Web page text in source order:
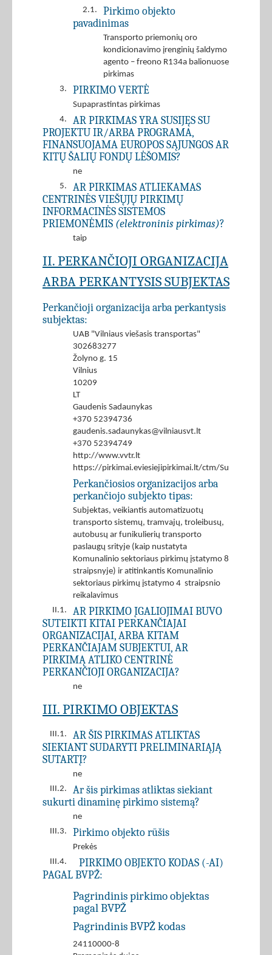
2.1.
Pirkimo objekto
pavadinimas
Transporto priemonių oro
kondicionavimo įrenginių šaldymo
agento – freono R134a balionuose
pirkimas
3.
PIRKIMO VERTĖ
Supaprastintas pirkimas
4.
AR PIRKIMAS YRA SUSIJĘS SU
PROJEKTU IR/ARBA PROGRAMA,
FINANSUOJAMA EUROPOS SĄJUNGOS AR
KITŲ ŠALIŲ FONDŲ LĖŠOMIS?
ne
5.
AR PIRKIMAS ATLIEKAMAS
CENTRINĖS VIEŠŲJŲ PIRKIMŲ
INFORMACINĖS SISTEMOS
PRIEMONĖMIS (elektroninis pirkimas)?
taip
II. PERKANČIOJI ORGANIZACIJA
ARBA PERKANTYSIS SUBJEKTAS
Perkančioji organizacija arba perkantysis
subjektas:
UAB "Vilniaus viešasis transportas"
302683277
Žolyno g. 15
Vilnius
10209
LT
Gaudenis Sadaunykas
+370 52394736
gaudenis.sadaunykas@vilniausvt.lt
+370 52394749
http://www.vvtr.lt
https://pirkimai.eviesiejipirkimai.lt/ctm/Supplier/
Perkančiosios organizacijos arba
perkančiojo subjekto tipas:
Subjektas, veikiantis automatizuotų
transporto sistemų, tramvajų, troleibusų,
autobusų ar funikulierių transporto
paslaugų srityje (kaip nustatyta
Komunalinio sektoriaus pirkimų įstatymo 8
straipsnyje) ir atitinkantis Komunalinio
sektoriaus pirkimų įstatymo 4 straipsnio
reikalavimus
II.1.
AR PIRKIMO ĮGALIOJIMAI BUVO
SUTEIKTI KITAI PERKANČIAJAI
ORGANIZACIJAI, ARBA KITAM
PERKANČIAJAM SUBJEKTUI, AR
PIRKIMĄ ATLIKO CENTRINĖ
PERKANČIOJI ORGANIZACIJA?
ne
III. PIRKIMO OBJEKTAS
III.1.
AR ŠIS PIRKIMAS ATLIKTAS
SIEKIANT SUDARYTI PRELIMINARIĄJĄ
SUTARTĮ?
ne
III.2.
Ar šis pirkimas atliktas siekiant
sukurti dinaminę pirkimo sistemą?
ne
III.3.
Pirkimo objekto rūšis
Prekės
III.4.
PIRKIMO OBJEKTO KODAS (-AI)
PAGAL BVPŽ:
Pagrindinis pirkimo objektas
pagal BVPŽ
Pagrindinis BVPŽ kodas
24110000-8